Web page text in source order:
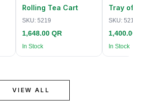
Rolling Tea Cart
SKU: 5219
1,648.00 QR
In Stock
Tray of
SKU: 5218
1,400.00
In Stock
VIEW ALL